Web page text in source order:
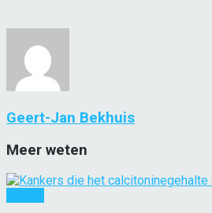
Geert-Jan Bekhuis
Meer weten